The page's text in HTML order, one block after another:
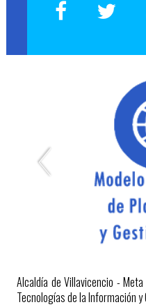
Capacitación Empleados
Elección de
SIG Interno - Sistema
SIG Externo - Sistema
Inducción Docentes
Select Language
Administración del Sitio
Alcaldía de Villavicencio - Meta
Tecnologías de la Información y